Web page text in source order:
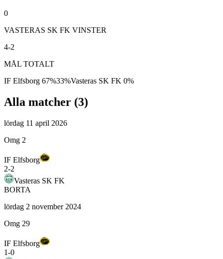
0
VASTERAS SK FK VINSTER
4-2
MÅL TOTALT
IF Elfsborg 67%33%Vasteras SK FK 0%
Alla matcher (3)
lördag 11 april 2026
Omg 2
IF Elfsborg
2-2
Vasteras SK FK
BORTA
lördag 2 november 2024
Omg 29
IF Elfsborg
1-0